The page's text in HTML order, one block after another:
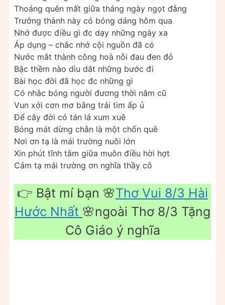
Thoáng quên mất giữa tháng ngày ngọt đắng
Trưởng thành này có bóng dáng hôm qua
Nhớ được điều gì đc dạy những ngày xa
Áp dụng – chắc nhớ cội nguồn đã có
Nước mắt thành công hoà nỗi đau đen đỏ
Bậc thềm nào dìu dắt những bước đi
Bài học đời đã học đc những gì
Có nhắc bóng người đương thời năm cũ
Vun xới cơn mơ bằng trái tim ấp ủ
Để cây đời có tán lá xum xuê
Bóng mát dừng chân là một chốn quê
Nơi ơn tạ là mái trường nuôi lớn
Xin phút tĩnh tâm giữa muôn điều hời hợt
Cảm tạ mái trường ơn nghĩa thầy cô
👉 Bật mí bạn 🌸Thơ Vui 8/3 Hài
Hước Nhất 🌸ngoài Thơ 8/3 Tặng
Cô Giáo ý nghĩa